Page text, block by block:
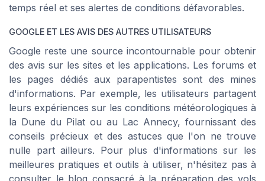
temps réel et ses alertes de conditions défavorables.
GOOGLE ET LES AVIS DES AUTRES UTILISATEURS
Google reste une source incontournable pour obtenir
des avis sur les sites et les applications. Les forums et
les pages dédiés aux parapentistes sont des mines
d'informations. Par exemple, les utilisateurs partagent
leurs expériences sur les conditions météorologiques à
la Dune du Pilat ou au Lac Annecy, fournissant des
conseils précieux et des astuces que l'on ne trouve
nulle part ailleurs. Pour plus d'informations sur les
meilleures pratiques et outils à utiliser, n'hésitez pas à